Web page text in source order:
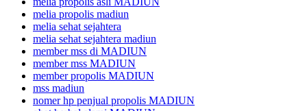
melia propolis madiun
melia sehat sejahtera
melia sehat sejahtera madiun
member mss di MADIUN
member mss MADIUN
member propolis MADIUN
mss madiun
nomer hp penjual propolis MADIUN